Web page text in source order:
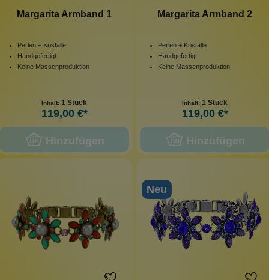
Margarita Armband 1
Perlen + Kristalle
Handgefertigt
Keine Massenproduktion
Inhalt: 1 Stück
119,00 €*
Hinzufügen
Margarita Armband 2
Perlen + Kristalle
Handgefertigt
Keine Massenproduktion
Inhalt: 1 Stück
119,00 €*
Hinzufügen
Neu